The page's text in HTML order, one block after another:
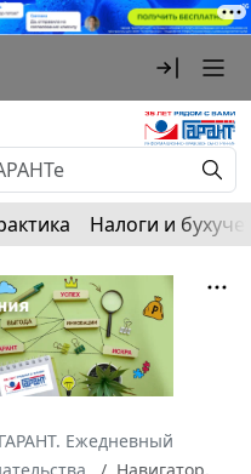
Налоги и
ГАРАНТ. Ежедневный